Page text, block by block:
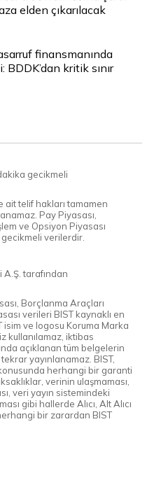
elden çıkarılacak
finansmanında
BDDK’dan kritik sınır
gecikmeli
ait telif hakları tamamen
Pay Piyasası,
ve Opsiyon Piyasası
verilerdir.
A.Ş. tarafından
Borçlanma Araçları
verileri BIST kaynaklı en
ve logosu Koruma Marka
kullanılamaz, iktibas
açıklanan tüm belgelerin
yayınlanamaz. BIST,
herhangi bir garanti
verinin ulaşmaması,
veri yayın sistemindeki
gibi hallerde Alıcı, Alt Alıcı
bir zarardan BIST